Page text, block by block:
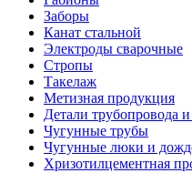
Заборы
Канат стальной
Электроды сварочные
Стропы
Такелаж
Метизная продукция
Детали трубопровода
Чугунные трубы
Чугунные люки и
Хризотилцементная